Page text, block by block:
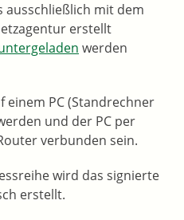
ausschließlich mit dem
erstellt
werden
einem PC (Standrechner
und der PC per
verbunden sein.
wird das signierte
erstellt.